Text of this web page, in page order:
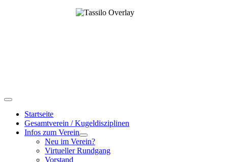
Startseite
Gesamtverein / Kugeldisziplinen
Infos zum Verein
Neu im Verein?
Virtueller Rundgang
Vorstand